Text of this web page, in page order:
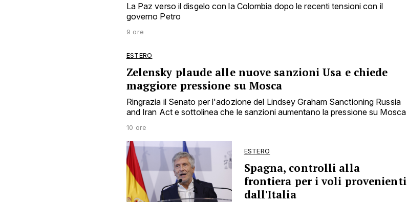
La Paz verso il disgelo con la Colombia dopo le recenti tensioni con il
governo Petro
9 ore
ESTERO
Zelensky plaude alle nuove sanzioni Usa e chiede
maggiore pressione su Mosca
Ringrazia il Senato per l'adozione del Lindsey Graham Sanctioning Russia
and Iran Act e sottolinea che le sanzioni aumentano la pressione su Mosca
10 ore
ESTERO
Spagna, controlli alla
frontiera per i voli provenienti
dall'Italia